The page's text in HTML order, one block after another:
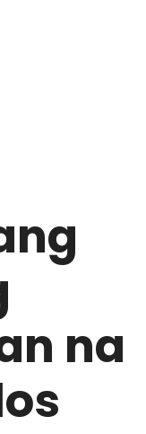
na